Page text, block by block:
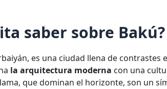
saber sobre Bakú?
es una ciudad llena de contrastes
la arquitectura moderna con una
que dominan el horizonte, son un